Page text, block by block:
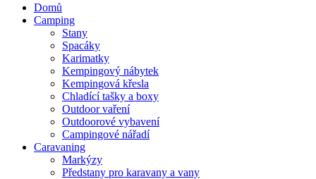
Domů
Camping
Stany
Spacáky
Karimatky
Kempingový nábytek
Kempingová křesla
Chladící tašky a boxy
Outdoor vaření
Outdoorové vybavení
Campingové nářadí
Caravaning
Markýzy
Předstany pro karavany a vany